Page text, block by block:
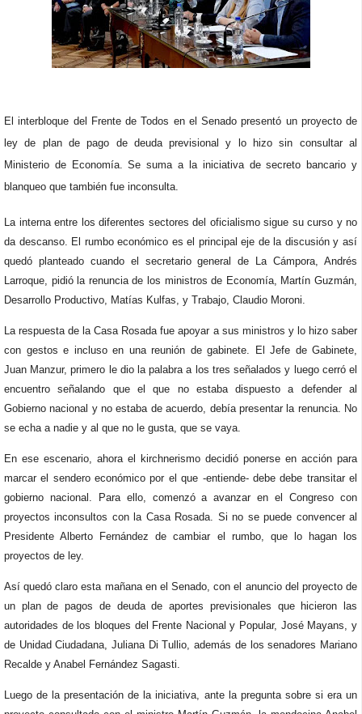
El interbloque del Frente de Todos en el Senado presentó un proyecto de
ley de plan de pago de deuda previsional y lo hizo sin consultar al
Ministerio de Economía. Se suma a la iniciativa de secreto bancario y
blanqueo que también fue inconsulta.
La interna entre los diferentes sectores del oficialismo sigue su curso y no
da descanso. El rumbo económico es el principal eje de la discusión y así
quedó planteado cuando el secretario general de La Cámpora, Andrés
Larroque, pidió la renuncia de los ministros de Economía, Martín Guzmán,
Desarrollo Productivo, Matías Kulfas, y Trabajo, Claudio Moroni.
La respuesta de la Casa Rosada fue apoyar a sus ministros y lo hizo saber
con gestos e incluso en una reunión de gabinete. El Jefe de Gabinete,
Juan Manzur, primero le dio la palabra a los tres señalados y luego cerró el
encuentro señalando que el que no estaba dispuesto a defender al
Gobierno nacional y no estaba de acuerdo, debía presentar la renuncia. No
se echa a nadie y al que no le gusta, que se vaya.
En ese escenario, ahora el kirchnerismo decidió ponerse en acción para
marcar el sendero económico por el que -entiende- debe debe transitar el
gobierno nacional. Para ello, comenzó a avanzar en el Congreso con
proyectos inconsultos con la Casa Rosada. Si no se puede convencer al
Presidente Alberto Fernández de cambiar el rumbo, que lo hagan los
proyectos de ley.
Así quedó claro esta mañana en el Senado, con el anuncio del proyecto de
un plan de pagos de deuda de aportes previsionales que hicieron las
autoridades de los bloques del Frente Nacional y Popular, José Mayans, y
de Unidad Ciudadana, Juliana Di Tullio, además de los senadores Mariano
Recalde y Anabel Fernández Sagasti.
Luego de la presentación de la iniciativa, ante la pregunta sobre si era un